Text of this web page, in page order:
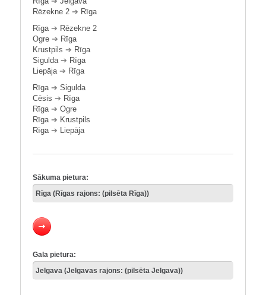
Rēzekne 2 ➔ Rīga
Rīga➔ Rēzekne 2
Ogre ➔ Rīga
Krustpils ➔ Rīga
Sigulda➔ Rīga
Liepāja➔ Rīga
Rīga➔ Sigulda
Cēsis ➔ Rīga
Rīga➔ Ogre
Rīga➔ Krustpils
Rīga➔ Liepāja
Sākuma pietura:
Gala pietura: